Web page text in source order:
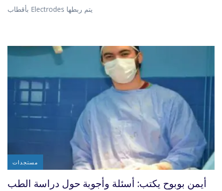
بأقطاب Electrodes يتم ربطها
مستجدات
أيمن بوبوح يكتب: أسئلة وأجوبة حول دراسة الطب